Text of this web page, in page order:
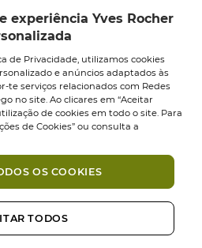
evitando o contorno dos
no pescoço. Indicado
a aplicação durante a
teres tomado banho de mar
ou teres transpirado.
utilizando proteção solar, é
e oftalmologicamente
experiência Yves Rocher
de Privacidade, utilizamos cookies
e anúncios adaptados às
te serviços relacionados com Redes
no site. Ao clicares em “Aceitar
de cookies em todo o site. Para
de Cookies” ou consulta a
TODOS
OS COOKIES